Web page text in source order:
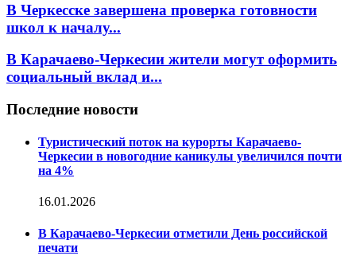
В Черкесске завершена проверка готовности
школ к началу...
В Карачаево-Черкесии жители могут оформить
социальный вклад и...
Последние новости
Туристический поток на курорты Карачаево-
Черкесии в новогодние каникулы увеличился почти
на 4%
16.01.2026
В Карачаево-Черкесии отметили День российской
печати